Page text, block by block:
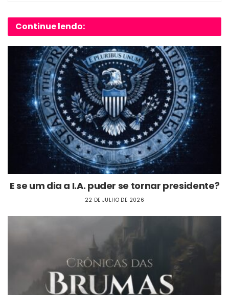
Continue lendo:
E se um dia a I.A. puder se tornar presidente?
22 DE JULHO DE 2026